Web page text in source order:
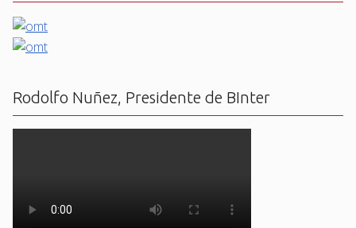
Rodolfo Nuñez, Presidente de BInter